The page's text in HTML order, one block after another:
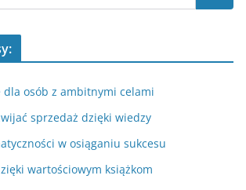
dla osób z ambitnymi celami
sprzedaż dzięki wiedzy
w osiąganiu sukcesu
wartościowym książkom